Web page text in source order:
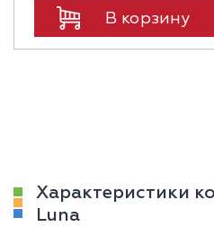
В корзину
Характеристики
Luna